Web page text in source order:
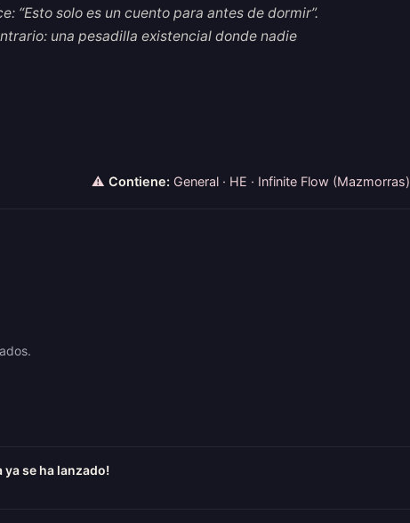
“Esto solo es un cuento para antes de dormir”.
una pesadilla existencial donde nadie
⚠ Contiene: General · HE · Infinite Flow (Mazmorras)
ya se ha lanzado!